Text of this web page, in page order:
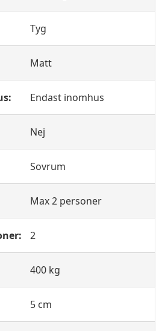
Tyg
Matt
Endast inomhus
Nej
Sovrum
Max 2 personer
2
400 kg
5 cm